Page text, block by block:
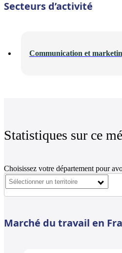
Secteurs d’activité
Communication et
Statistiques sur ce
Choisissez votre département pour
Marché du travail en